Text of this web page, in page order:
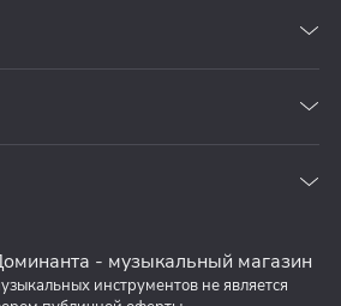
инструментов не является